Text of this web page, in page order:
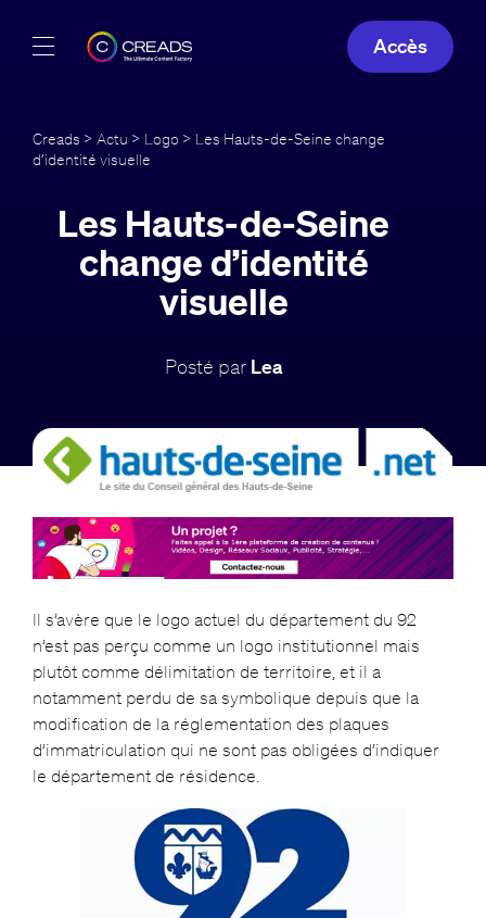
Offres
À propos
Guide
Accès
Creads > Actu > Logo > Les Hauts-de-Seine change
d’identité visuelle
Les Hauts-de-Seine
change d’identité
visuelle
Posté par Lea
Il s’avère que le logo actuel du département du 92
n’est pas perçu comme un logo institutionnel mais
plutôt comme délimitation de territoire, et il a
notamment perdu de sa symbolique depuis que la
modification de la réglementation des plaques
d’immatriculation qui ne sont pas obligées d’indiquer
le département de résidence.